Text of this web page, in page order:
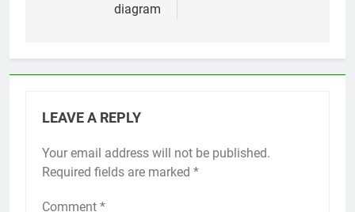
diagram
LEAVE A REPLY
Your email address will not be published.
Required fields are marked *
Comment *